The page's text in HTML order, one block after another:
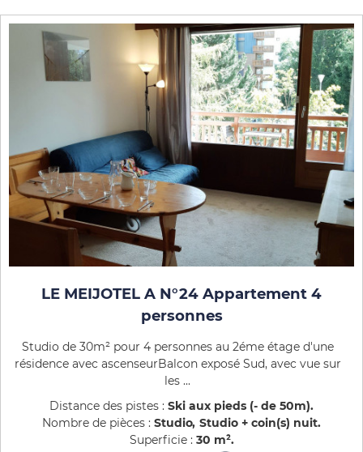
LE MEIJOTEL A N°24 Appartement 4
personnes
Studio de 30m² pour 4 personnes au 2éme étage d'une
résidence avec ascenseurBalcon exposé Sud, avec vue sur
les ...
Distance des pistes : Ski aux pieds (- de 50m)
Nombre de pièces : Studio Studio + coin(s) nuit
Superficie : 30 m²